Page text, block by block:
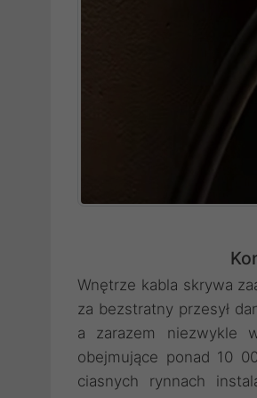
Wnętrze kabla skrywa
za bezstratny przesył
a zarazem niezwykle
obejmujące ponad 10
ciasnych rynnach